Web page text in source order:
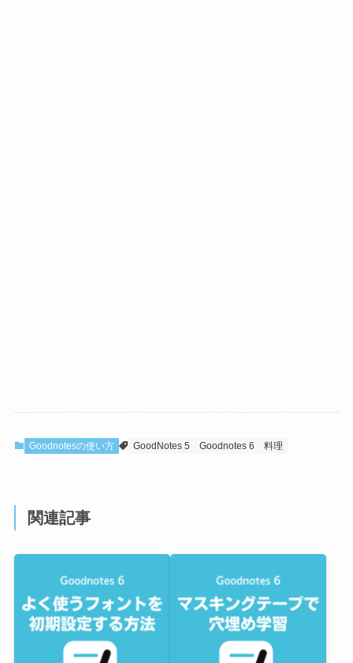
Goodnotesの使い方 GoodNotes 5 Goodnotes 6 料理
関連記事